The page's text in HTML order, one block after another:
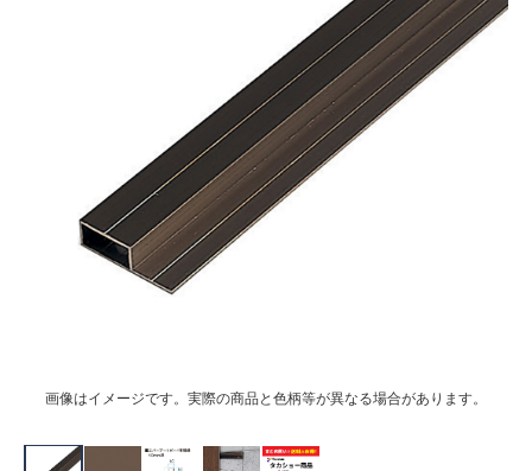
画像はイメージです。実際の商品と色柄等が異なる場合があります。